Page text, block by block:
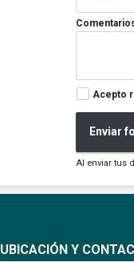
Acepto
Enviar
Al enviar tus
UBICACIÓN Y